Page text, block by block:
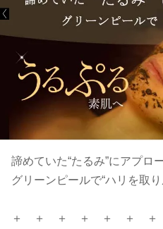
諦めていた“たるみ”にアプロ
グリーンピールで“ハリを取
＋ ＋ ＋ ＋ ＋ ＋